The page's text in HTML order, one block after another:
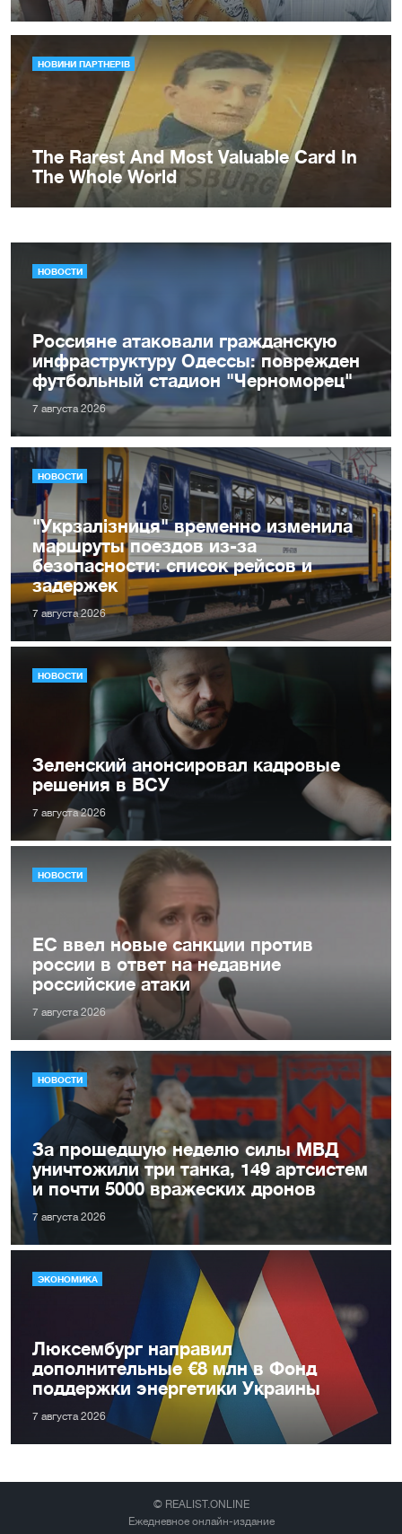
НОВОСТИ
Россияне атаковали гражданскую
инфраструктуру Одессы: поврежден
футбольный стадион "Черноморец"
7 августа 2026
НОВОСТИ
"Укрзалізниця" временно изменила
маршруты поездов из-за
безопасности: список рейсов и
задержек
7 августа 2026
НОВОСТИ
Зеленский анонсировал кадровые
решения в ВСУ
7 августа 2026
НОВОСТИ
ЕС ввел новые санкции против
россии в ответ на недавние
российские атаки
7 августа 2026
НОВОСТИ
За прошедшую неделю силы МВД
уничтожили три танка, 149 артсистем
и почти 5000 вражеских дронов
7 августа 2026
ЭКОНОМИКА
Люксембург направил
дополнительные €8 млн в Фонд
поддержки энергетики Украины
7 августа 2026
© REALIST.ONLINE
Ежедневное онлайн-издание